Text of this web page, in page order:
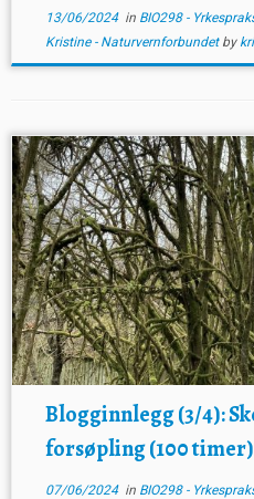
13/06/2024in BIO298 -
Kristine - Naturvernforbundet by
Blogginnlegg (3/4):
forsøpling (100 timer)
07/06/2024in BIO298 -